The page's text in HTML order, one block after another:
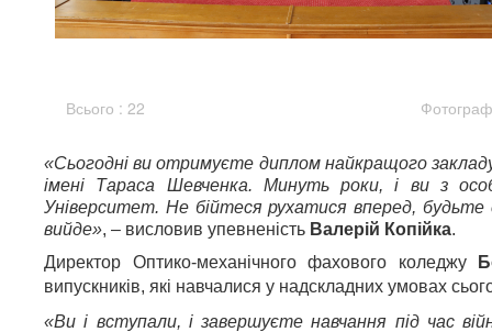
Всього : 22
«Сьогодні ви отримуєте диплом найкращого
імені Тараса Шевченка. Минуть роки, і ви з
Університет. Не бійтеся рухатися вперед, будьте
вийде», – висловив упевненість Валерій Копійка.
Директор Оптико-механічного фахового коледжу
випускників, які навчалися у надскладних умовах
«Ви і вступали, і завершуєте навчання під час